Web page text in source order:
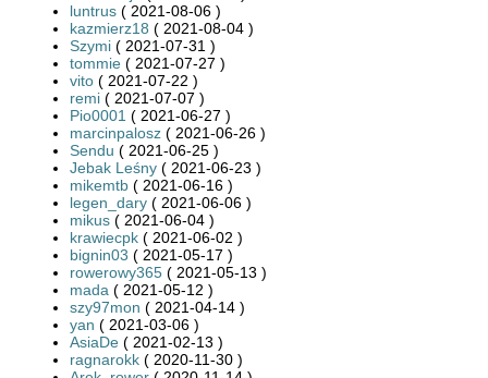
luntrus ( 2021-08-06 )
kazmierz18 ( 2021-08-04 )
Szymi ( 2021-07-31 )
tommie ( 2021-07-27 )
vito ( 2021-07-22 )
remi ( 2021-07-07 )
Pio0001 ( 2021-06-27 )
marcinpalosz ( 2021-06-26 )
Sendu ( 2021-06-25 )
Jebak Leśny ( 2021-06-23 )
mikemtb ( 2021-06-16 )
legen_dary ( 2021-06-06 )
mikus ( 2021-06-04 )
krawiecpk ( 2021-06-02 )
bignin03 ( 2021-05-17 )
rowerowy365 ( 2021-05-13 )
mada ( 2021-05-12 )
szy97mon ( 2021-04-14 )
yan ( 2021-03-06 )
AsiaDe ( 2021-02-13 )
ragnarokk ( 2020-11-30 )